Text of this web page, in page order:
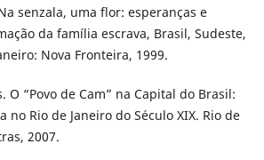
senzala, uma flor: esperanças e
da família escrava, Brasil, Sudeste,
Nova Fronteira, 1999.
O “Povo de Cam” na Capital do Brasil:
no Rio de Janeiro do Século XIX. Rio de
2007.